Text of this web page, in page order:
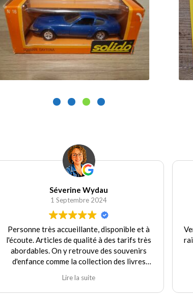
25.00 €
Ajouter au panier
Séverine Wydau
1 Septembre 2024
Personne très accueillante, disponible et à
l'écoute. Articles de qualité à des tarifs très
abordables. On y retrouve des souvenirs
d'enfance comme la collection des livres
expérience tant en achat qu'en vente. Je
recommande fortement ce commerçant.
Lire la suite